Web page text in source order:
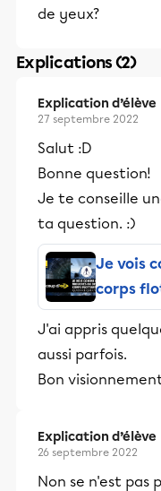
de yeux?
Explications (2)
Explication d’élève
27 septembre 2022
Salut :D
Bonne question!
Je te conseille
ta question. :)
Je vois
corps
?
J'ai appris
aussi parfois.
Bon
Explication d’élève
26 septembre 2022
Non se n'est pas